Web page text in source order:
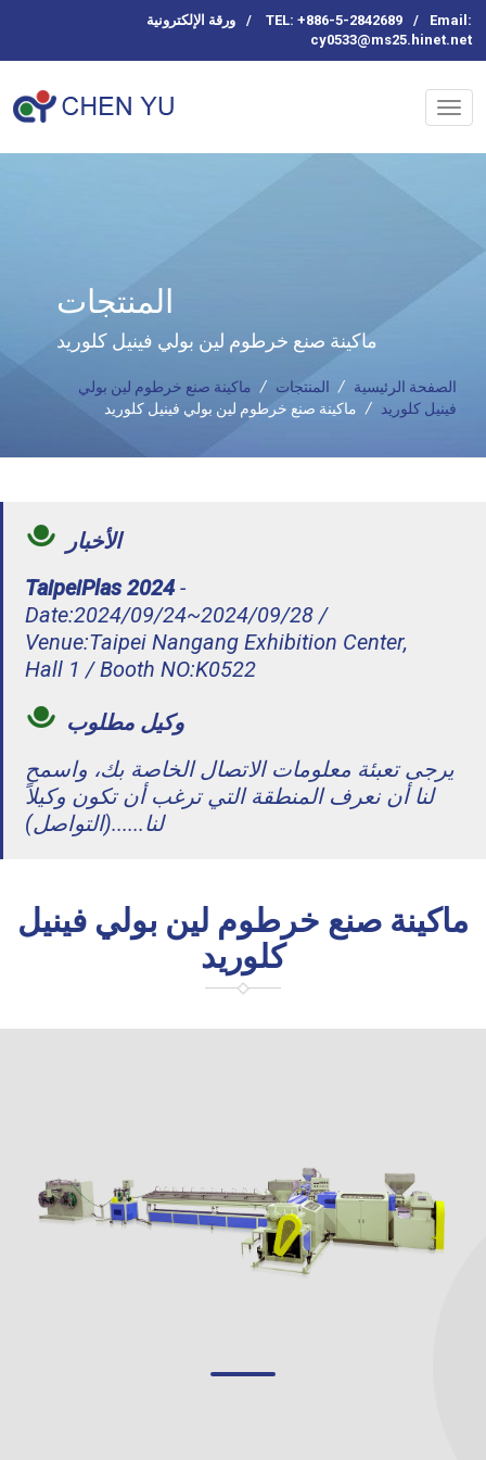
ورقة الإلكترونية / TEL: +886-5-2842689 /
Email:
cy0533@ms25.hinet.net
المنتجات
ماكينة صنع خرطوم لين بولي فينيل كلوريد
الصفحة الرئيسية / المنتجات / ماكينة صنع خرطوم لين بولي
فينيل كلوريد
/ ماكينة صنع خرطوم لين بولي فينيل كلوريد
الأخبار
TaipeiPlas 2024-
Date:2024/09/24~2024/09/28 /
Venue:Taipei Nangang Exhibition Center,
Hall 1 / Booth NO:K0522
وكيل مطلوب
يرجى تعبئة معلومات الاتصال الخاصة بك، واسمح
لنا أن نعرف المنطقة التي ترغب أن تكون وكيلاً
لنا......(التواصل)
ماكينة صنع خرطوم لين بولي فينيل
كلوريد